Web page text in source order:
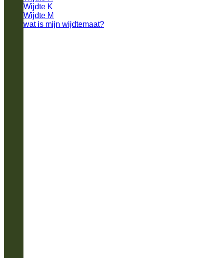
Wijdte K
Wijdte M
wat is mijn wijdtemaat?